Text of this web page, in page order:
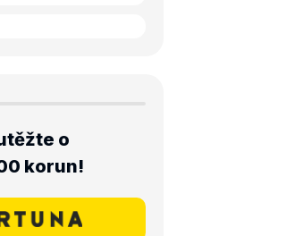
o
korun!